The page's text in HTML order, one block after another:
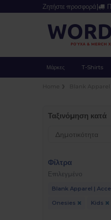
Ζητήστε προσφορά |
Μάρκες T-Shirts
Ταξινόμηση κατά
Φίλτρα
Επιλεγμένο
Blank Apparel |
Onesies Kids